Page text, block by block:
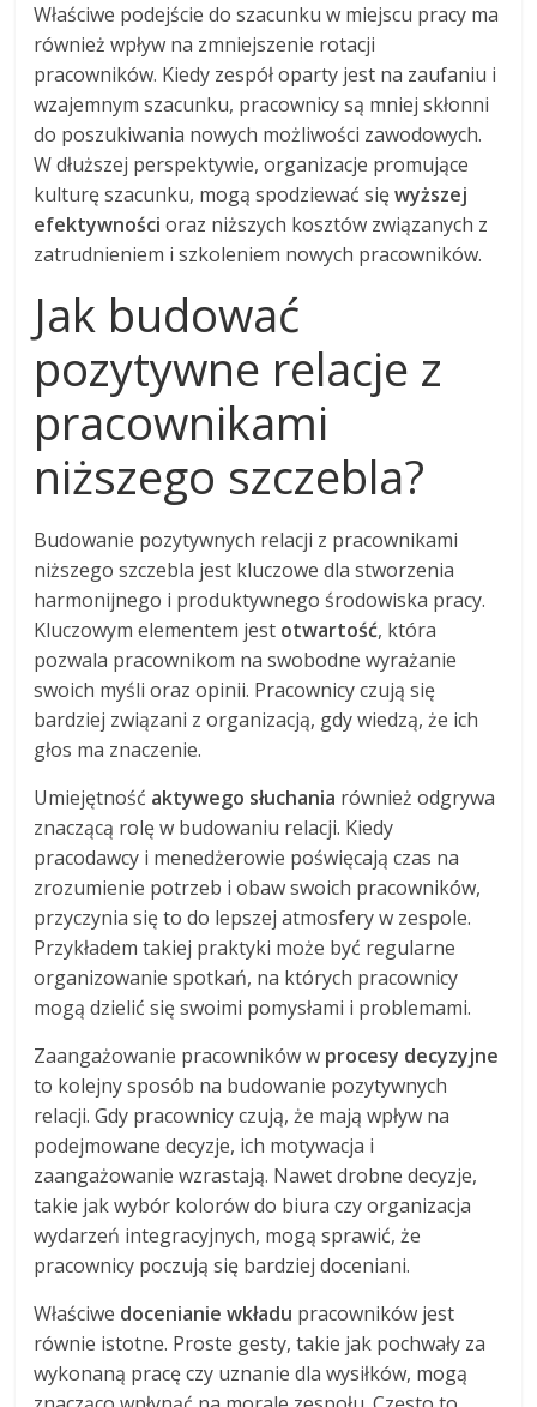
Właściwe podejście do szacunku w miejscu pracy ma
również wpływ na zmniejszenie rotacji
pracowników. Kiedy zespół oparty jest na zaufaniu i
wzajemnym szacunku, pracownicy są mniej skłonni
do poszukiwania nowych możliwości zawodowych.
W dłuższej perspektywie, organizacje promujące
kulturę szacunku, mogą spodziewać sięwyższej
efektywności oraz niższych kosztów związanych z
zatrudnieniem i szkoleniem nowych pracowników.
Jak budować
pozytywne relacje z
pracownikami
niższego szczebla?
Budowanie pozytywnych relacji z pracownikami
niższego szczebla jest kluczowe dla stworzenia
harmonijnego i produktywnego środowiska pracy.
Kluczowym elementem jest otwartość, która
pozwala pracownikom na swobodne wyrażanie
swoich myśli oraz opinii. Pracownicy czują się
bardziej związani z organizacją, gdy wiedzą, że ich
głos ma znaczenie.
Umiejętność aktywego słuchania również odgrywa
znaczącą rolę w budowaniu relacji. Kiedy
pracodawcy i menedżerowie poświęcają czas na
zrozumienie potrzeb i obaw swoich pracowników,
przyczynia się to do lepszej atmosfery w zespole.
Przykładem takiej praktyki może być regularne
organizowanie spotkań, na których pracownicy
mogą dzielić się swoimi pomysłami i problemami.
Zaangażowanie pracowników w procesy decyzyjne
to kolejny sposób na budowanie pozytywnych
relacji. Gdy pracownicy czują, że mają wpływ na
podejmowane decyzje, ich motywacja i
zaangażowanie wzrastają. Nawet drobne decyzje,
takie jak wybór kolorów do biura czy organizacja
wydarzeń integracyjnych, mogą sprawić, że
pracownicy poczują się bardziej doceniani.
Właściwe docenianie wkładu pracowników jest
równie istotne. Proste gesty, takie jak pochwały za
wykonaną pracę czy uznanie dla wysiłków, mogą